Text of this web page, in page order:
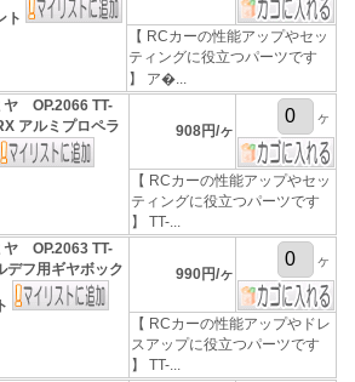
ト
【 RCカーの性能アップやセッ
ティングに役立つパーツです
】 ア�...
ヤ OP.2066 TT-
アルミプロペラ
908円/ヶ
ヶ
【 RCカーの性能アップやセッ
ティングに役立つパーツです
】 TT-...
ヤ OP.2063 TT-
デフ用ギヤボック
990円/ヶ
ヶ
【 RCカーの性能アップやドレ
スアップに役立つパーツです
】 TT-...